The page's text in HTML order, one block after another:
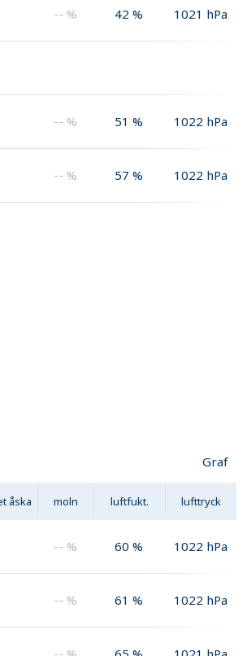
-- % 42 % 1021 hPa
-- % 51 % 1022 hPa
-- % 57 % 1022 hPa
Graf
åska moln luftfukt. lufttryck
-- % 60 % 1022 hPa
-- % 61 % 1022 hPa